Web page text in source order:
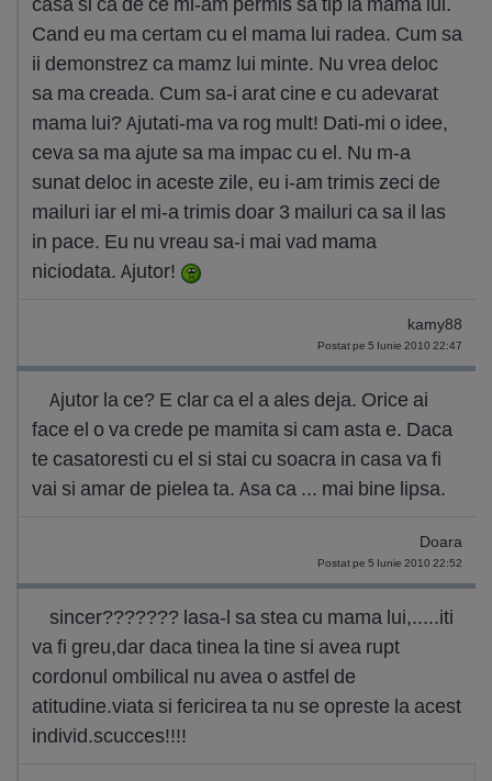
Cand eu ma certam cu el mama lui radea. Cum sa
ii demonstrez ca mamz lui minte. Nu vrea deloc
sa ma creada. Cum sa-i arat cine e cu adevarat
mama lui? Ajutati-ma va rog mult! Dati-mi o idee,
ceva sa ma ajute sa ma impac cu el. Nu m-a
sunat deloc in aceste zile, eu i-am trimis zeci de
mailuri iar el mi-a trimis doar 3 mailuri ca sa il las
in pace. Eu nu vreau sa-i mai vad mama
niciodata. Ajutor!
kamy88
Postat pe 5 Iunie 2010 22:47
Ajutor la ce? E clar ca el a ales deja. Orice ai
face el o va crede pe mamita si cam asta e. Daca
te casatoresti cu el si stai cu soacra in casa va fi
vai si amar de pielea ta. Asa ca ... mai bine lipsa.
Doara
Postat pe 5 Iunie 2010 22:52
sincer??????? lasa-l sa stea cu mama lui,.....iti
va fi greu,dar daca tinea la tine si avea rupt
cordonul ombilical nu avea o astfel de
atitudine.viata si fericirea ta nu se opreste la acest
individ.scucces!!!!